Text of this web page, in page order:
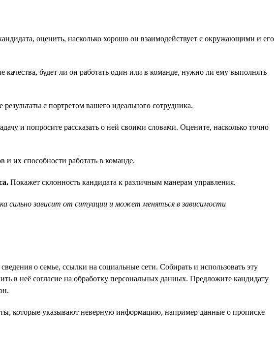
оценить, насколько хорошо он взаимодействует с окружающими и его
будет ли он работать один или в команде, нужно ли ему выполнять
с портретом вашего идеального сотрудника.
и попросите рассказать о ней своими словами. Оцените, насколько точно
и их способности работать в команде.
Покажет склонность кандидата к различным манерам управления.
сильно зависит от ситуации и может меняться в зависимости
о семье, ссылки на социальные сети. Собирать и использовать эту
в неё согласие на обработку персональных данных. Предложите кандидату
которые указывают неверную информацию, например данные о прописке